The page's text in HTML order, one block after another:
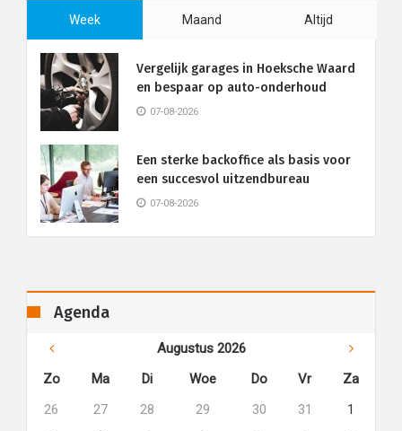
Week Maand Altijd
Vergelijk garages in Hoeksche Waard
en bespaar op auto-onderhoud
07-08-2026
Een sterke backoffice als basis voor
een succesvol uitzendbureau
07-08-2026
Agenda
Augustus 2026
Zo
Ma Di Woe Do Vr
Za
26
27 28 29 30 31
1